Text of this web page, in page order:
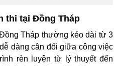
thi tại Đồng Tháp
Tháp thường kéo dài từ 3
dàng cân đối giữa công việc
rèn luyện từ lý thuyết đến